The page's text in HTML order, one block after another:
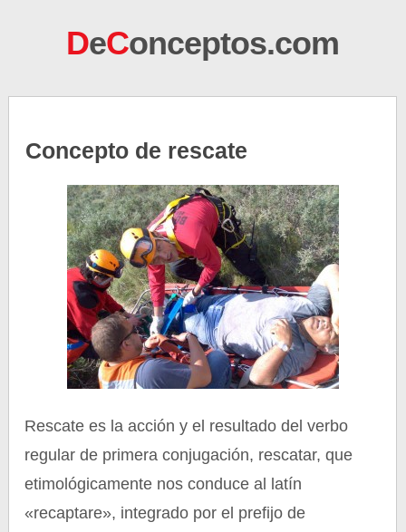
DeConceptos.com
Concepto de rescate
Rescate es la acción y el resultado del verbo
regular de primera conjugación, rescatar, que
etimológicamente nos conduce al latín
«recaptare», integrado por el prefijo de